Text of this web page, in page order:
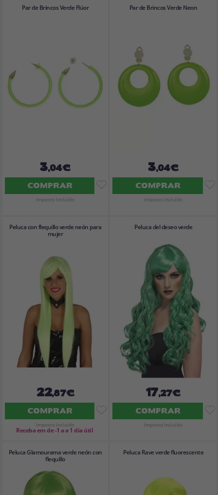
Par de Brincos Verde Flúor
3,04€
COMPRAR
Imposto Incluído
Par de Brincos Verde Neon
3,04€
COMPRAR
Imposto Incluído
Peluca con flequillo verde neón para
mujer
22,87€
COMPRAR
Imposto Incluído
Receba em de -1 a a 1 dia útil
Peluca del deseo verde
17,27€
COMPRAR
Imposto Incluído
Peluca Glamourama verde neón con
flequillo
Peluca Rave verde fluorescente